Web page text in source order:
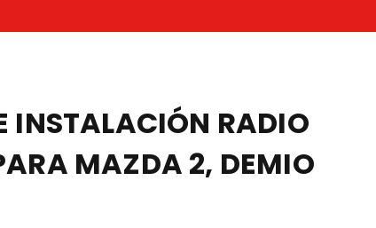
INSTALACIÓN RADIO
MAZDA 2, DEMIO